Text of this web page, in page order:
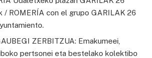
/ ROMERÍA con el grupo GARILAK 26
ZERBITZUA: Emakumeei,
pertsonei eta bestelako kolektibo